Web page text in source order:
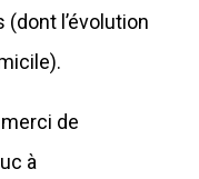
l’évolution
de
à